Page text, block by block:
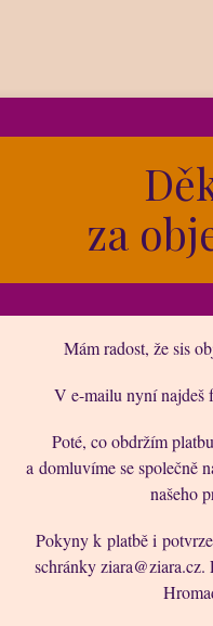
za
Mám radost, že sis
V e-mailu nyní najdeš
Poté, co obdržím
a domluvíme se společně
našeho
Pokyny k platbě i
schránky